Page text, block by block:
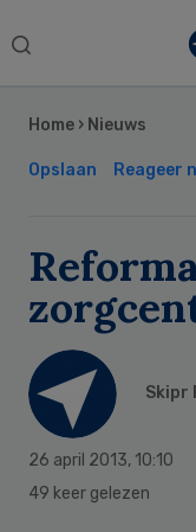
Search
Home › Nieuws
Opslaan Reageer
Skipr
26 april 2013, 10:10
49 keer gelezen
Sidebar